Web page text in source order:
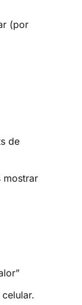
(por
de
mostrar